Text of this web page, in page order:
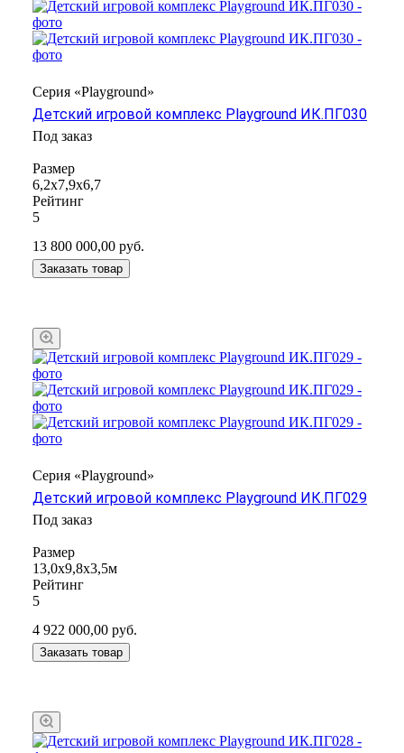
Серия «Playground»
Детский игровой комплекс Playground ИК.ПГ030
Под заказ
Размер
6,2х7,9х6,7
Рейтинг
5
13 800 000,00 руб.
Заказать товар
Серия «Playground»
Детский игровой комплекс Playground ИК.ПГ029
Под заказ
Размер
13,0х9,8х3,5м
Рейтинг
5
4 922 000,00 руб.
Заказать товар